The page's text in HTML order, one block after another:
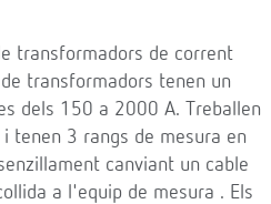
transformadors de corrent
transformadors tenen un
dels 150 a 2000 A. Treballen
tenen 3 rangs de mesura en
canviant un cable
a l'equip de mesura . Els